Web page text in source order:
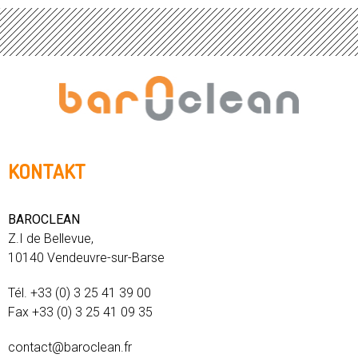
KONTAKT
BAROCLEAN
Z.I de Bellevue,
10140 Vendeuvre-sur-Barse
Tél. +33 (0) 3 25 41 39 00
Fax +33 (0) 3 25 41 09 35
contact@baroclean.fr